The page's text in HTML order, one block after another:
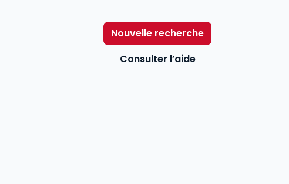
Nouvelle recherche
Consulter l’aide